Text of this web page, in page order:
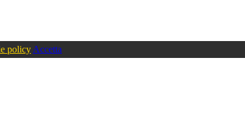
policy Accetta